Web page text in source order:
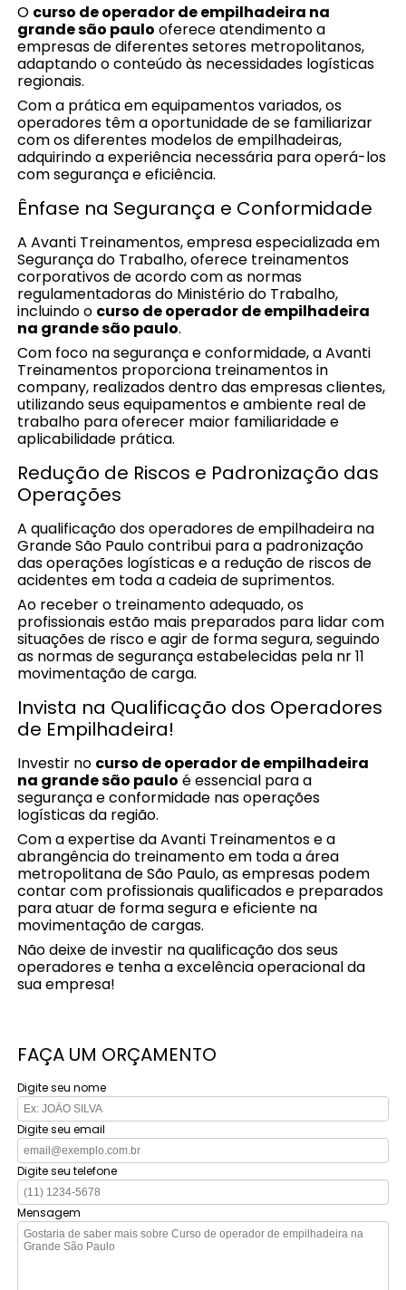
O curso de operador de empilhadeira na
grande são paulo oferece atendimento a
empresas de diferentes setores metropolitanos,
adaptando o conteúdo às necessidades logísticas
regionais.
Com a prática em equipamentos variados, os
operadores têm a oportunidade de se familiarizar
com os diferentes modelos de empilhadeiras,
adquirindo a experiência necessária para operá-los
com segurança e eficiência.
Ênfase na Segurança e Conformidade
A Avanti Treinamentos, empresa especializada em
Segurança do Trabalho, oferece treinamentos
corporativos de acordo com as normas
regulamentadoras do Ministério do Trabalho,
incluindo o curso de operador de empilhadeira
na grande são paulo.
Com foco na segurança e conformidade, a Avanti
Treinamentos proporciona treinamentos in
company, realizados dentro das empresas clientes,
utilizando seus equipamentos e ambiente real de
trabalho para oferecer maior familiaridade e
aplicabilidade prática.
Redução de Riscos e Padronização das
Operações
A qualificação dos operadores de empilhadeira na
Grande São Paulo contribui para a padronização
das operações logísticas e a redução de riscos de
acidentes em toda a cadeia de suprimentos.
Ao receber o treinamento adequado, os
profissionais estão mais preparados para lidar com
situações de risco e agir de forma segura, seguindo
as normas de segurança estabelecidas pela nr 11
movimentação de carga.
Invista na Qualificação dos Operadores
de Empilhadeira!
Investir no curso de operador de empilhadeira
na grande são paulo é essencial para a
segurança e conformidade nas operações
logísticas da região.
Com a expertise da Avanti Treinamentos e a
abrangência do treinamento em toda a área
metropolitana de São Paulo, as empresas podem
contar com profissionais qualificados e preparados
para atuar de forma segura e eficiente na
movimentação de cargas.
Não deixe de investir na qualificação dos seus
operadores e tenha a excelência operacional da
sua empresa!
FAÇA UM ORÇAMENTO
Digite seu nome
Digite seu email
Digite seu telefone
Mensagem